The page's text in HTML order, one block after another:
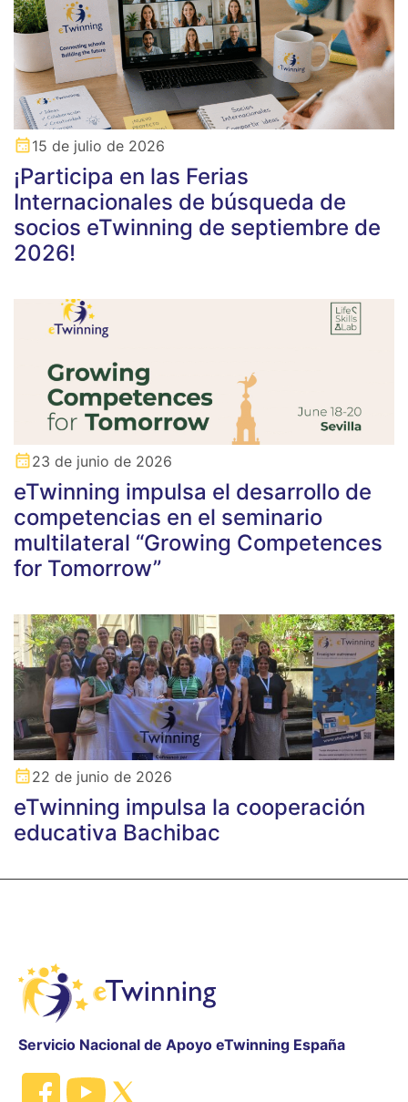
15 de julio de 2026
¡Participa en las Ferias
Internacionales de búsqueda de
socios eTwinning de septiembre de
2026!
23 de junio de 2026
eTwinning impulsa el desarrollo de
competencias en el seminario
multilateral “Growing Competences
for Tomorrow”
22 de junio de 2026
eTwinning impulsa la cooperación
educativa Bachibac
Servicio Nacional de Apoyo eTwinning España